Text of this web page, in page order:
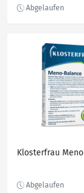
Klosterfrau